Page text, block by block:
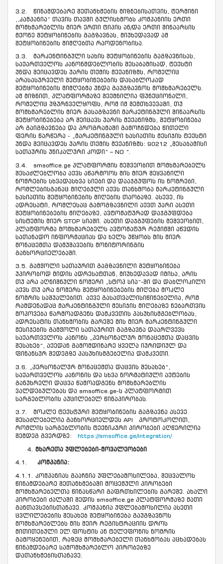
3.2. წინამდებარე შეთანხმების მიზნებისათვის, ტერმინი
,,კამპანია” თავის თავში გულისხმობს კომპანიის ერთი
მომხმარებლის მიერ ერთი ტიპის ან/და ერთი შინაარსის
მქონე შეტყობინების გაგზავნას, მიუხედავად ამ
შეტყობინების მიმღებთა რაოდენობისა.
3.3. მარკენტინგული სახის შეტყობინების გაგზავნისას,
საქართველოს კანონმდებლობის შესაბამისად, ტექსტი
უნდა შეიცავდეს უარის თქმის მექანიზმს, რომელიც
არასასურველი შეტყობინებების დასაბლოკად
შეტყობინების მიმღებმა უნდა გაუგზავნოს მომხმარებელს.
ამ მიზნით, პლატფორმაზე შექმნილია ფუნქციონალი,
რომელიც უზურნველყოფს, რომ იმ შემთხვევაში, თუ
მომხმარებლის მიერ გასაგზავნი მარკეტინგული შინაარსის
შეტყობინებება არ შეიცავს უარის მექანიზმს, შეტყობინება
არ გაიგზავნება და პროგრამაში გამოჩნდება წითელი
ფერის წარწერა - „მარკეტინგული ხასიათის მესიჯის ტექსტი
უნდა შეიცავდეს უარის თქმის მექანიზმს: 90212 „შესაბამისი
სათაურის უნიკალური კოდი“ – NO “.
3.4. smsoffice.ge პლატფორმის მეშვეობით მომხმარებელს
შესაძლებლობა აქვს აწარმოოს მის მიერ შეყვანილი
ნომრების სხვადასხვა სიები და დააჯგუფოს ის ნომრები,
რომლებისგანაც მიღებული აქვს თანხმობა მარკეტინგული
ხასიათის შეტყობინების მიღების თაობაზე. ასევე, ის
ადრესატი, რომლესაც გამოგზავნილი აქვთ უარი ასეთი
შეტყობინებების მიღებაზე, ავტომატურად დაჯგუფდება
სისტემის მიერ STOP სიაში. ასეთი დაჯგუფების მეშვეობით,
პლატფორმა მომხმარებელს ავტომატურ რეჟიმში აწვდის
სათანადო ინფორმაციას და ხელს უწყობს მის მიერ
მონაცემთა დამუშავების მონიტორინგის
განხორციელებაში.
3.5. გამჭოლი სათაურით გაგზავნილი შეტყობინება
უპირობოდ მიდის ადრესატთან, მიუხედავად იმისა, არის
თუ არა აღნიშნული ნომერი „სტოპ სია“-ში და დაბლოკილი
აქვს თუ არა ნომერს შეტყობინებების მიღება მოკლე
ნომრის საშუალებით. აქვე გასათვალისიწინებელია, რომ
რამდენადაც მარკენტინგული მესიჯის მიღებაზე ნებართვის
მოპოვება წარმოადგენს დამკვეთის პასუხისმგებლობას,
ადრესატის თანხმობის გარეშე მის მიერ მარკენტინგული
მესიჯების გამჭოლი სათაურით გაგზავნა დაარღვევს
საქართველოს კანონს „პერსონალურ მონაცემთა დაცვის
შესახებ“, აქედან გამომდინარე ყველა იურიდიულ და
ფინანსურ შედეგზე პასუხისმგებელია დამკვეთი.
3.6. „პერსონალურ მონაცემთა დაცვის შესახებ“,
საქართველოს კანონის და სხვა ნორმატიული აქტების
განუხრელი დაცვა წამოადგენს მომხმარებლის
ვალდებულებას და smsoffice.ge-ს პლატფორმით
სარგებლობის აუცილებელ წინაპირობას.
3.7. მოკლე ტექსტური შეტყობინების გაგზავნა ასევე
შესაძლებელია განხორციელდეს API პროტოკოლით,
რომლის სარგებლობის ტექნიკური პირობები აღწერილია
შემდეგ გვერდზე: https://smsoffice.ge/integration/
მხარეთა უფლებები-მოვალეობები
4.1. კომპანია:
4.1.1. კომპანიას გააჩნია უფლებამოსილება, შეცვალოს
წინამდებარე შეთანხმებაში მოცემული პირობები
მომხმარებელთა წინასწარი გაფრთხილების გარეშე. ახალი
პირობები ძალაში შედის smsoffice.ge პლატფორმაზე მათი
განთავსებისთანავე. კომპანია უფლებამოსილია ასეთი
ცვლილებების შესახებ შეტყობინება გაუგზავნოს
მომხმარებლებს მის მეირ რეგისტრაციის დროს
მითითებული ელ.ფოსტის ან ტელეფონის ნომრის
გამოყენებით, რაზეც მომხმარებელი თანხმობას აცხადებას
წინამდებარე სამომხმარებლო პირობებზე
დათანხმებისთანავე.